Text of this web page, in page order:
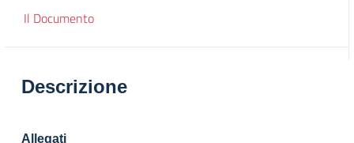
Il Documento
Descrizione
Allegati